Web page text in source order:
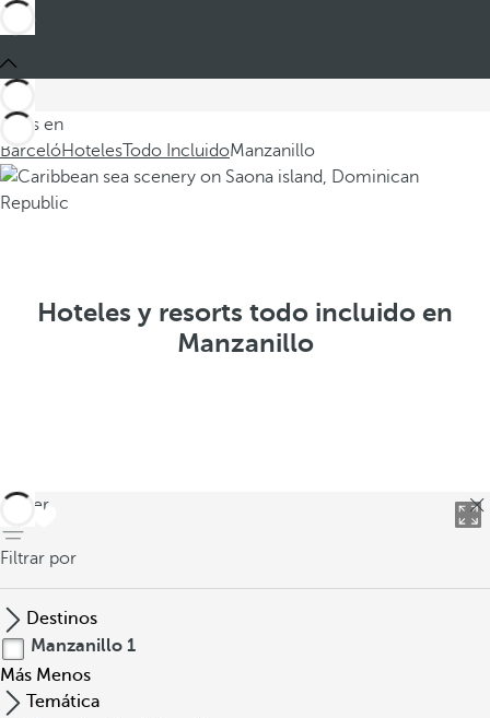
Estás en
BarcelóHotelesTodo IncluidoManzanillo
Hoteles y resorts todo incluido en
Manzanillo
volver
Filtrar por
Destinos
Manzanillo 1
Más Menos
Temática